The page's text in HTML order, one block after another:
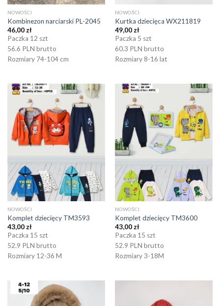
NOWOŚCI
Kombinezon narciarski PL-2045
46,00 zł
Paczka 12 szt
56.6 PLN brutto
Rozmiary 74-104 cm
NOWOŚCI
Kurtka dziecięca WX211819
49,00 zł
Paczka 5 szt
60.3 PLN brutto
Rozmiary 8-16 lat
NOWOŚCI
Komplet dziecięcy TM3593
43,00 zł
Paczka 15 szt
52.9 PLN brutto
Rozmiary 12-36 M
NOWOŚCI
Komplet dziecięcy TM3600
43,00 zł
Paczka 15 szt
52.9 PLN brutto
Rozmiary 3-18M